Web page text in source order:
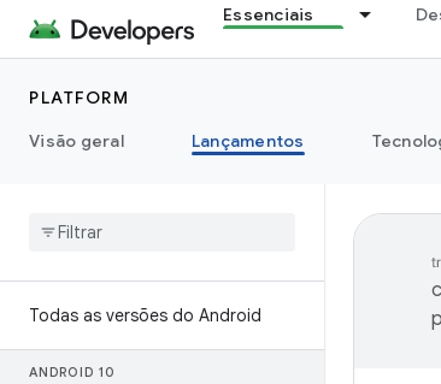
Essenciais
PLATFORM
Visão geral
Lançamentos
Todas as versões do Android
ANDROID 10